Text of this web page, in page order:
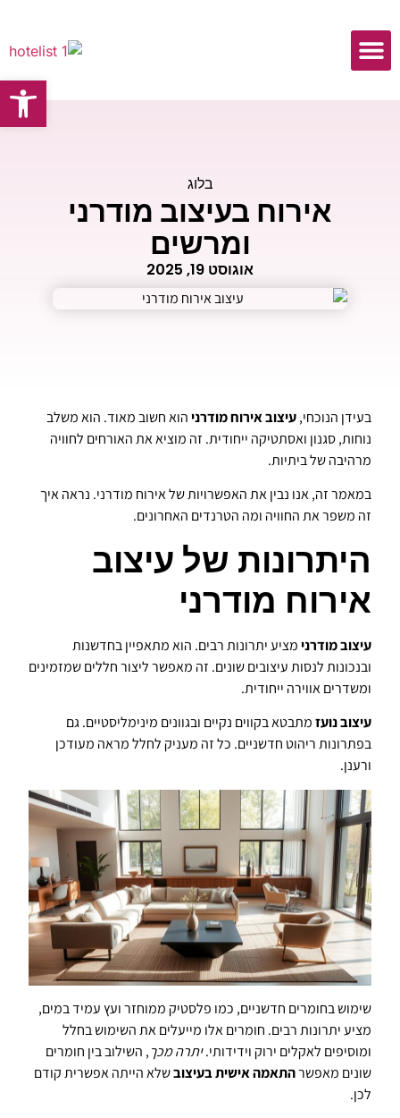
בלוג
אירוח בעיצוב מודרני
ומרשים
אוגוסט 19, 2025
בעידן הנוכחי,עיצוב אירוח מודרניהוא חשוב מאוד. הוא משלב
נוחות, סגנון ואסתטיקה ייחודית. זה מוציא את האורחים לחוויה
מרהיבה של ביתיות.
במאמר זה, אנו נבין את האפשרויות של אירוח מודרני. נראה איך
זה משפר את החוויה ומה הטרנדים האחרונים.
היתרונות של עיצוב
אירוח מודרני
עיצוב מודרנימציע יתרונות רבים. הוא מתאפיין בחדשנות
ובנכונות לנסות עיצובים שונים. זה מאפשר ליצור חללים שמזמינים
ומשדרים אווירה ייחודית.
עיצוב נועזמתבטא בקווים נקיים ובגוונים מינימליסטיים. גם
בפתרונות ריהוט חדשניים. כל זה מעניק לחלל מראה מעודכן
ורענן.
שימוש בחומרים חדשניים, כמו פלסטיק ממוחזר ועץ עמיד במים,
מציע יתרונות רבים. חומרים אלו מייעלים את השימוש בחלל
ומוסיפים לאקלים ירוק וידידותי.יתרה מכך, השילוב בין חומרים
שונים מאפשרהתאמה אישית בעיצובשלא הייתה אפשרית קודם
לכן.